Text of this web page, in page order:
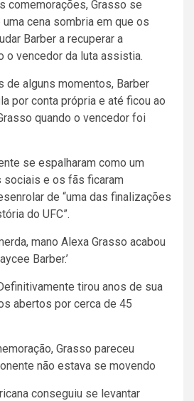
comemorações, Grasso se
cena sombria em que os
Barber a recuperar a
o vencedor da luta assistia.
de alguns momentos, Barber
por conta própria e até ficou ao
quando o vencedor foi
se espalharam como um
sociais e os fãs ficaram
de “uma das finalizações
do UFC”.
mano Alexa Grasso acabou
Barber.’
tirou anos de sua
abertos por cerca de 45
Grasso pareceu
não estava se movendo
conseguiu se levantar